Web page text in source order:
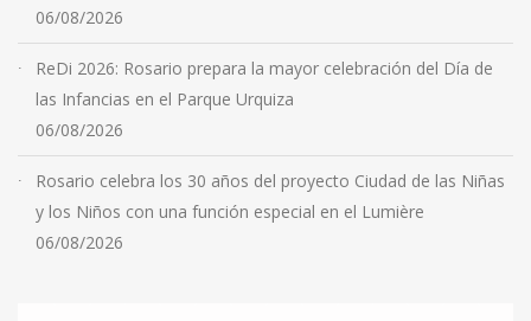
06/08/2026
ReDi 2026: Rosario prepara la mayor celebración del Día de
las Infancias en el Parque Urquiza
06/08/2026
Rosario celebra los 30 años del proyecto Ciudad de las Niñas
y los Niños con una función especial en el Lumière
06/08/2026